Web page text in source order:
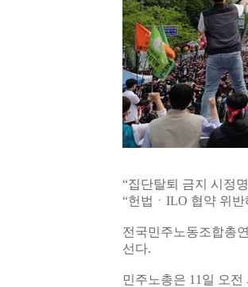
“집단탈퇴 금지 시정
“헌법ㆍILO 협약 위
전국민주노동조합총
선다.
민주노총은 11일 오